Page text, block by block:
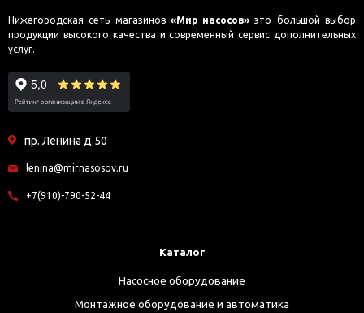
Нижегородская сеть магазинов «Мир насосов» это большой выбор
продукции высокого качества и современный сервис дополнительных
услуг.
пр. Ленина д.50
lenina@mirnasosov.ru
+7(910)-790-52-44
Каталог
Насосное оборудование
Монтажное оборудование и автоматика